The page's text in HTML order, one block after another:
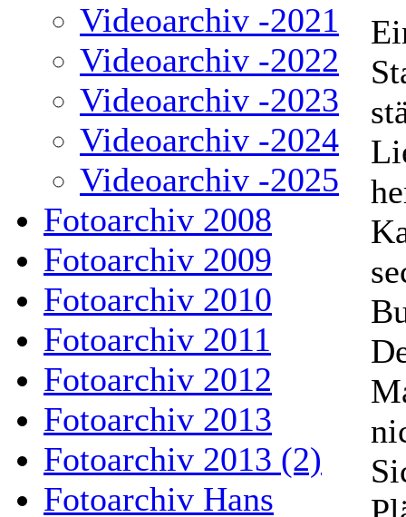
Videoarchiv -2021
Videoarchiv -2022
Videoarchiv -2023
Videoarchiv -2024
Videoarchiv -2025
Fotoarchiv 2008
Fotoarchiv 2009
Fotoarchiv 2010
Fotoarchiv 2011
Fotoarchiv 2012
Fotoarchiv 2013
Fotoarchiv 2013 (2)
Fotoarchiv Hans